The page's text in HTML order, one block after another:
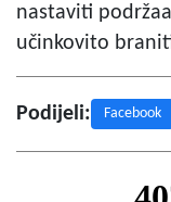
nastaviti
učinkovito
Podijeli: Facebook